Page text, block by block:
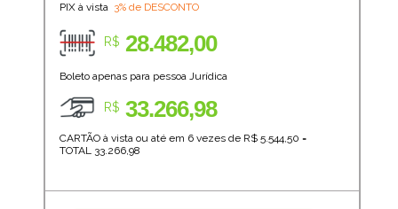
PIX à vista 3% de DESCONTO
R$ 28.482,00
Boleto apenas para pessoa Jurídica
R$ 33.266,98
CARTÃO à vista ou até em 6 vezes de R$ 5.544,50 =
TOTAL 33.266,98